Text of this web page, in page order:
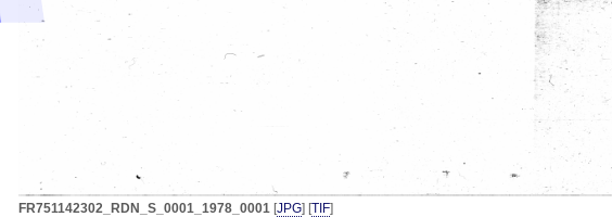
FR751142302_RDN_S_0001_1978_0001 [JPG] [TIF]